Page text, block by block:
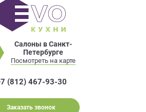
Салоны в Санкт-
Петербурге
Посмотреть на карте
(812) 467-93-30
Заказать звонок